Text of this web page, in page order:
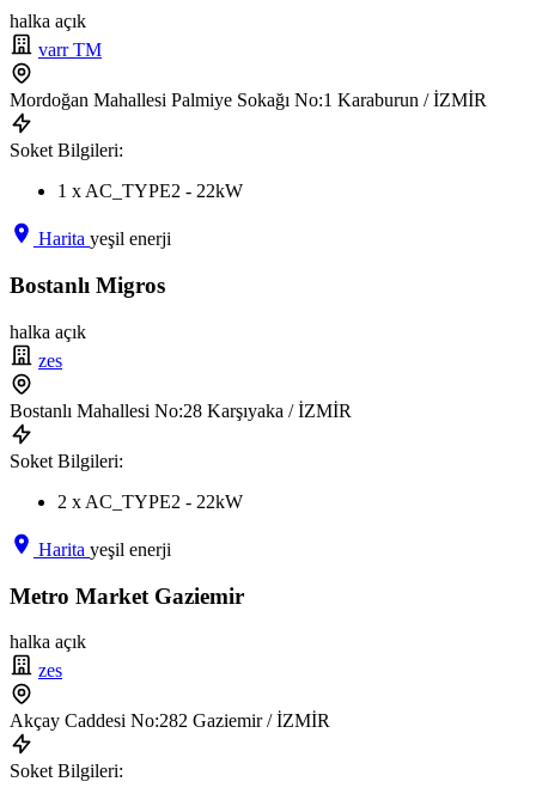
halka açık
varr TM
Mordoğan Mahallesi Palmiye Sokağı No:1 Karaburun / İZMİR
Soket Bilgileri:
1 x AC_TYPE2 - 22kW
Harita yeşil enerji
Bostanlı Migros
halka açık
zes
Bostanlı Mahallesi No:28 Karşıyaka / İZMİR
Soket Bilgileri:
2 x AC_TYPE2 - 22kW
Harita yeşil enerji
Metro Market Gaziemir
halka açık
zes
Akçay Caddesi No:282 Gaziemir / İZMİR
Soket Bilgileri: